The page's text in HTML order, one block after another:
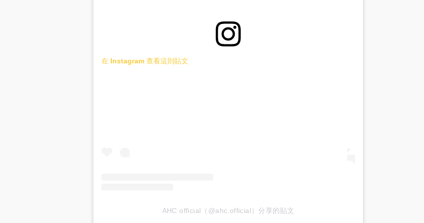
在 Instagram 查看這則貼文
AHC official（@ahc.official）分享的貼文